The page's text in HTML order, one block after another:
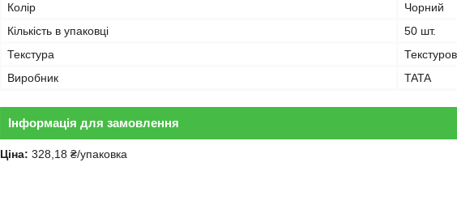
Колір
Чорний
Кількість в упаковці
50 шт.
Текстура
Виробник
TATA
Інформація для замовлення
Ціна: 328,18 ₴/упаковка